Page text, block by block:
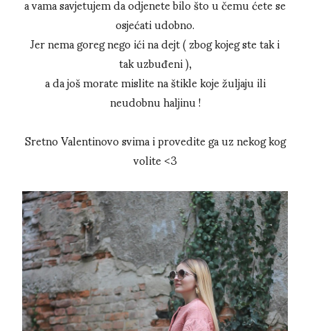
osjećati udobno.
Jer nema goreg nego ići na dejt ( zbog kojeg ste tak i
tak uzbuđeni ),
a da još morate mislite na štikle koje žuljaju ili
neudobnu haljinu !
Sretno Valentinovo svima i provedite ga uz nekog kog
volite <3